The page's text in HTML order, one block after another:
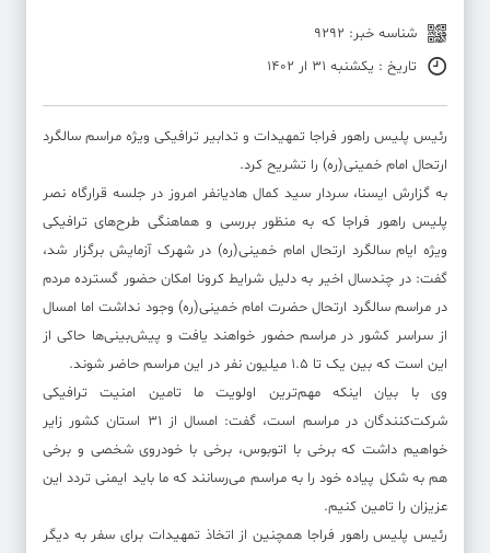
شناسه خبر: 9292
تاریخ : یکشنبه 31 ار 1402
رئیس پلیس راهور فراجا تمهیدات و تدابیر ترافیکی ویژه مراسم سالگرد
ارتحال امام خمینی(ره) را تشریح کرد.
به گزارش ایسنا، سردار سید کمال هادیانفر امروز در جلسه قرارگاه نصر
پلیس راهور فراجا که به منظور بررسی و هماهنگی طرح‌های ترافیکی
ویژه ایام سالگرد ارتحال امام خمینی(ره) در شهرک آزمایش برگزار شد،
گفت: در چندسال اخیر به دلیل شرایط کرونا امکان حضور گسترده مردم
در مراسم سالگرد ارتحال حضرت امام خمینی(ره) وجود نداشت اما امسال
از سراسر کشور در مراسم حضور خواهند یافت و پیش‌بینی‌‌ها حاکی از
این است که بین یک تا ۱.۵ میلیون نفر در این مراسم حاضر شوند.
وی با بیان اینکه مهم‌ترین اولویت ما تامین امنیت ترافیکی
شرکت‌کنندگان در مراسم است، گفت: امسال از ٣١ استان کشور زایر
خواهیم داشت که برخی با اتوبوس، برخی با خودروی شخصی و برخی
هم به شکل پیاده خود را به مراسم می‌رسانند که ما باید ایمنی تردد این
عزیزان را تامین کنیم.
رئیس پلیس راهور فراجا همچنین از اتخاذ تمهیدات برای سفر به دیگر